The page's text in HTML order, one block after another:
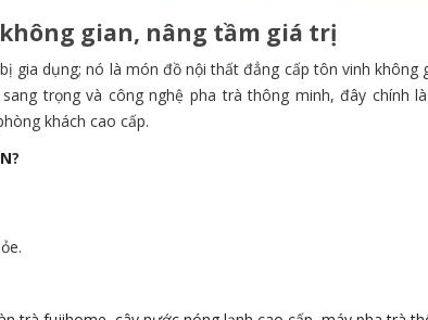
gian, nâng tầm giá trị
gia dụng; nó là món đồ nội thất đẳng cấp tôn vinh không
trọng và công nghệ pha trà thông minh, đây chính
khách cao cấp.
?